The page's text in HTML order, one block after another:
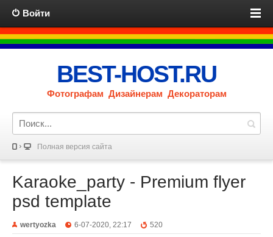
Войти
BEST-HOST.RU
Фотографам Дизайнерам Декораторам
Полная версия сайта
Karaoke_party - Premium flyer
psd template
wertyozka 6-07-2020, 22:17
520